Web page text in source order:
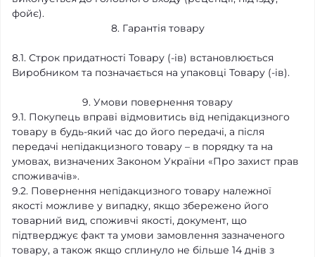
фойє).
8. Гарантія товару
8.1. Строк придатності Товару (-ів) встановлюється
Виробником та позначається на упаковці Товару (-ів).
9. Умови повернення товару
9.1. Покупець вправі відмовитись від непідакцизного
товару в будь-який час до його передачі, а після
передачі непідакцизного товару – в порядку та на
умовах, визначених Законом України «Про захист прав
споживачів».
9.2. Повернення непідакцизного товару належної
якості можливе у випадку, якщо збережено його
товарний вид, споживчі якості, документ, що
підтверджує факт та умови замовлення зазначеного
товару, а також якщо сплинуло не більше 14 днів з